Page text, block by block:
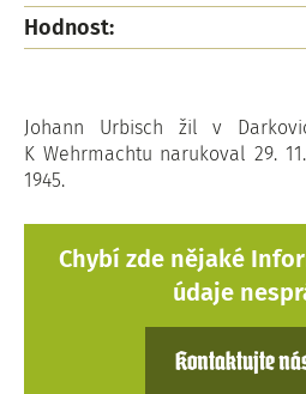
Hodnost:
Johann Urbisch žil v
K Wehrmachtu narukoval 29.
1945.
Chybí zde nějaké
údaje
Kontaktujte